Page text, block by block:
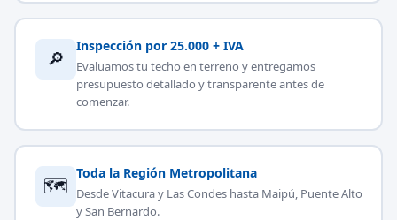
🔎
Inspección por 25.000 + IVA
Evaluamos tu techo en terreno y entregamos
presupuesto detallado y transparente antes de
comenzar.
🗺
Toda la Región Metropolitana
Desde Vitacura y Las Condes hasta Maipú, Puente Alto
y San Bernardo.